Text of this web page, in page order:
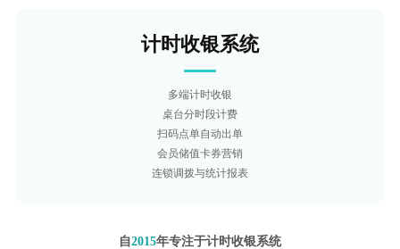
计时收银系统
多端计时收银
桌台分时段计费
扫码点单自动出单
会员储值卡券营销
连锁调拨与统计报表
自2015年专注于计时收银系统